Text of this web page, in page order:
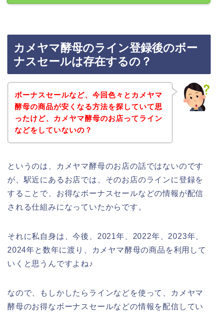
カメヤマ酵母のライン登録後のボー
ナスセールは存在するの？
ボーナスセールなど、今回色々とカメヤマ
酵母の商品が安くなる方法を探していて思
ったけど、カメヤマ酵母のお店ってライン
などをしていないの？
というのは、カメヤマ酵母のお店の話ではないのです
が、駅近にあるお店では、そのお店のラインに登録を
することで、お得なボーナスセールなどの情報が配信
される仕組みになっていたからです。
それに私自身は、今後、2021年、2022年、2023年、
2024年と数年に渡り、カメヤマ酵母の商品を利用して
いくと思うんですよね♪
なので、もしかしたらラインなどを使って、カメヤマ
酵母のお得なボーナスセールなどの情報を配信してい